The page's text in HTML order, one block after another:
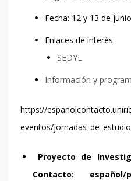
Fecha: 12 y 13 de
Enlaces de interés:
SEDYL
Información y
https://
eventos/
Proyecto de
Contacto: